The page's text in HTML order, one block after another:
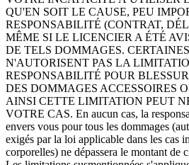
QU'EN SOIT LE CAUSE, PEU
RESPONSABILITÉ (CONTRAT,
MÊME SI LE LICENCIER A ÉTÉ
DE TELS DOMMAGES.
N'AUTORISENT PAS LA
RESPONSABILITÉ POUR
DES DOMMAGES ACCESSOIRES
AINSI CETTE LIMITATION PEUT
VOTRE CAS. En aucun cas, la
envers vous pour tous les dommages
exigés par la loi applicable dans les cas
corporelles) ne dépassera le montant de